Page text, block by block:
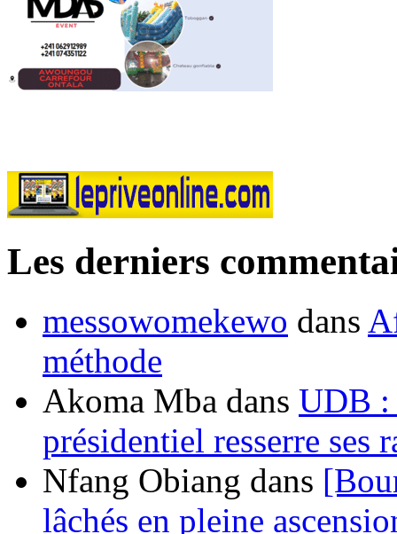
Les derniers
messowomekewo dans
méthode
Akoma Mba dans UDB :
présidentiel resserre ses
Nfang Obiang dans
lâchés en pleine